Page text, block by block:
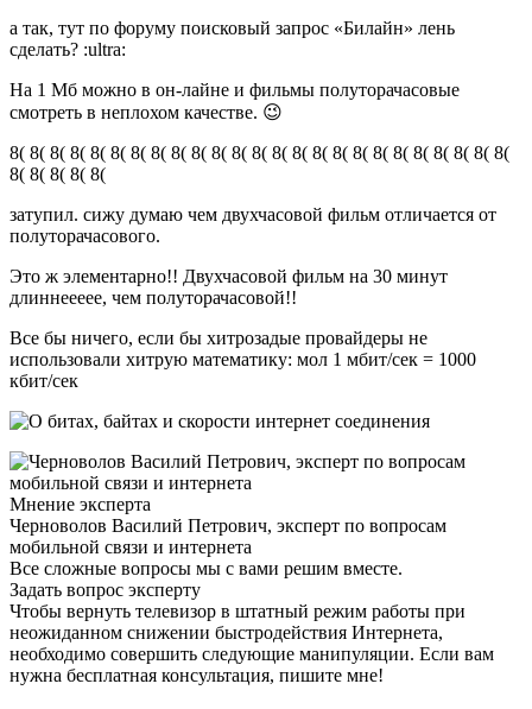
а так, тут по форуму поисковый запрос «Билайн» лень
сделать? :ultra:
На 1 Мб можно в он-лайне и фильмы полуторачасовые
смотреть в неплохом качестве. 😉
8( 8( 8( 8( 8( 8( 8( 8( 8( 8( 8( 8( 8( 8( 8( 8( 8( 8( 8( 8( 8( 8( 8( 8( 8(
8( 8( 8( 8( 8(
затупил. сижу думаю чем двухчасовой фильм отличается от
полуторачасового.
Это ж элементарно!! Двухчасовой фильм на 30 минут
длиннеееее, чем полуторачасовой!!
Все бы ничего, если бы хитрозадые провайдеры не
использовали хитрую математику: мол 1 мбит/сек = 1000
кбит/сек
Мнение эксперта
Черноволов Василий Петрович, эксперт по вопросам
мобильной связи и интернета
Все сложные вопросы мы с вами решим вместе.
Задать вопрос эксперту
Чтобы вернуть телевизор в штатный режим работы при
неожиданном снижении быстродействия Интернета,
необходимо совершить следующие манипуляции. Если вам
нужна бесплатная консультация, пишите мне!